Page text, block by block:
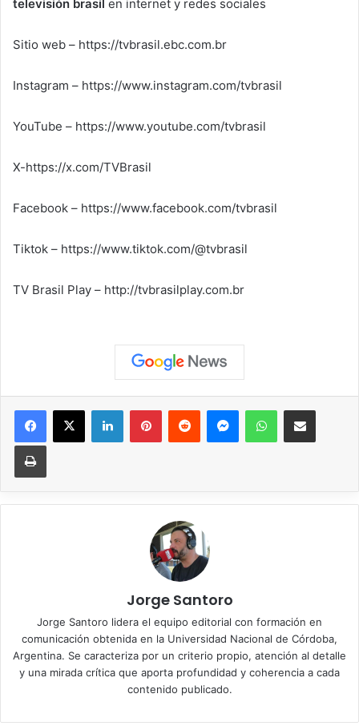
televisión brasil en internet y redes sociales
Sitio web – https://tvbrasil.ebc.com.br
Instagram – https://www.instagram.com/tvbrasil
YouTube – https://www.youtube.com/tvbrasil
X-https://x.com/TVBrasil
Facebook – https://www.facebook.com/tvbrasil
Tiktok – https://www.tiktok.com/@tvbrasil
TV Brasil Play – http://tvbrasilplay.com.br
Facebook
X LinkedInPinterestReddit MessengerWhatsAppCompartir vía correo
Imprimir
Jorge Santoro
Jorge Santoro lidera el equipo editorial con formación en
comunicación obtenida en la Universidad Nacional de Córdoba,
Argentina. Se caracteriza por un criterio propio, atención al detalle
y una mirada crítica que aporta profundidad y coherencia a cada
contenido publicado.